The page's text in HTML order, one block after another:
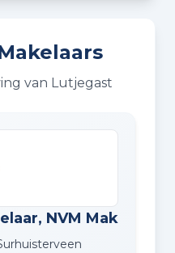
van Lutjegast
NVM